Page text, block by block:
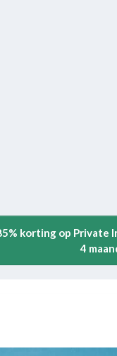
korting op Private
4